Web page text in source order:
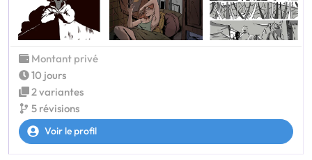
Montant privé
10 jours
2 variantes
5 révisions
Voir le profil